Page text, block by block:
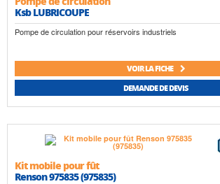
Ksb LUBRICOUPE
Pompe de circulation pour réservoirs industriels
VOIR LA FICHE
DEMANDE DE DEVIS
Kit mobile pour fût
Renson 975835 (975835)